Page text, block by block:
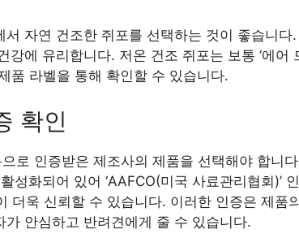
자연 건조한 쥐포를 선택하는 것이 좋습니다
에 유리합니다. 저온 건조 쥐포는 보통 ‘에어
품 라벨을 통해 확인할 수 있습니다.
확인
로 인증받은 제조사의 제품을 선택해야 합니
화되어 있어 ‘AAFCO(미국 사료관리협회)’
더욱 신뢰할 수 있습니다. 이러한 인증은 제품
안심하고 반려견에게 줄 수 있습니다.